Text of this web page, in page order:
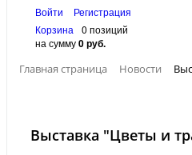
Войти
Регистрация
Корзина
0 позиций
на сумму0 руб.
Главная страница
Новости
Выставка "Цветы и